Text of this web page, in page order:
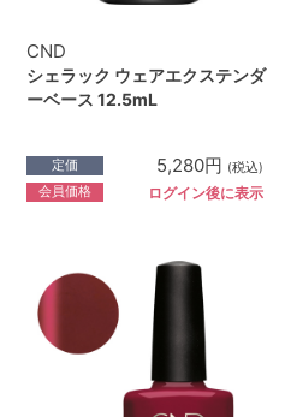
CND
シェラック ウェアエクステンダ
ーベース 12.5mL
定価 5,280円 (税込)
会員価格 ログイン後に表示